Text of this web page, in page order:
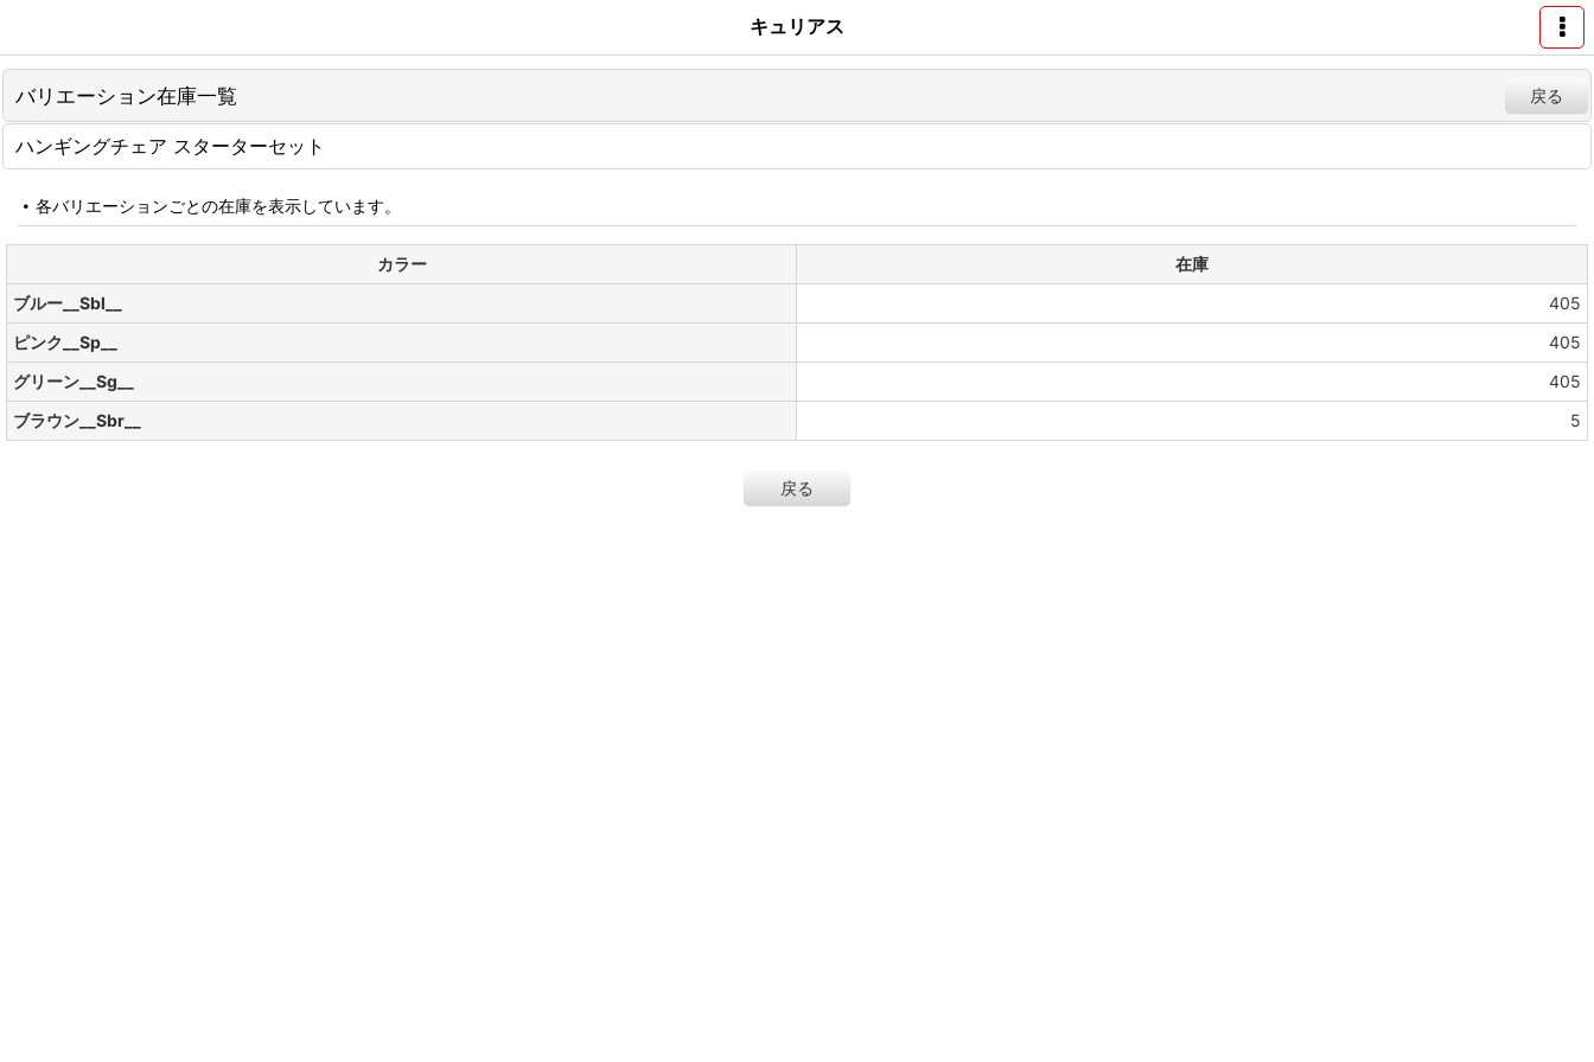
キュリアス
バリエーション在庫一覧 戻る
ハンギングチェア スターターセット
各バリエーションごとの在庫を表示しています。
カラー
在庫
ブルー__Sbl__
405
ピンク__Sp__
405
グリーン__Sg__
405
ブラウン__Sbr__
5
戻る